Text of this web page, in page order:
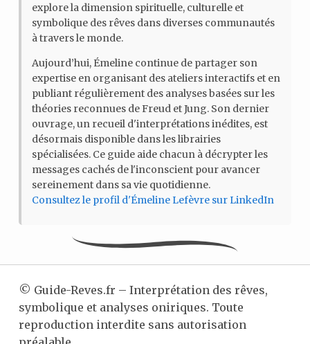
explore la dimension spirituelle, culturelle et
symbolique des rêves dans diverses communautés
à travers le monde.
Aujourd’hui, Émeline continue de partager son
expertise en organisant des ateliers interactifs et en
publiant régulièrement des analyses basées sur les
théories reconnues de Freud et Jung. Son dernier
ouvrage, un recueil d'interprétations inédites, est
désormais disponible dans les librairies
spécialisées. Ce guide aide chacun à décrypter les
messages cachés de l'inconscient pour avancer
sereinement dans sa vie quotidienne.
Consultez le profil d'Émeline Lefèvre sur LinkedIn
© Guide-Reves.fr – Interprétation des rêves,
symbolique et analyses oniriques. Toute
reproduction interdite sans autorisation